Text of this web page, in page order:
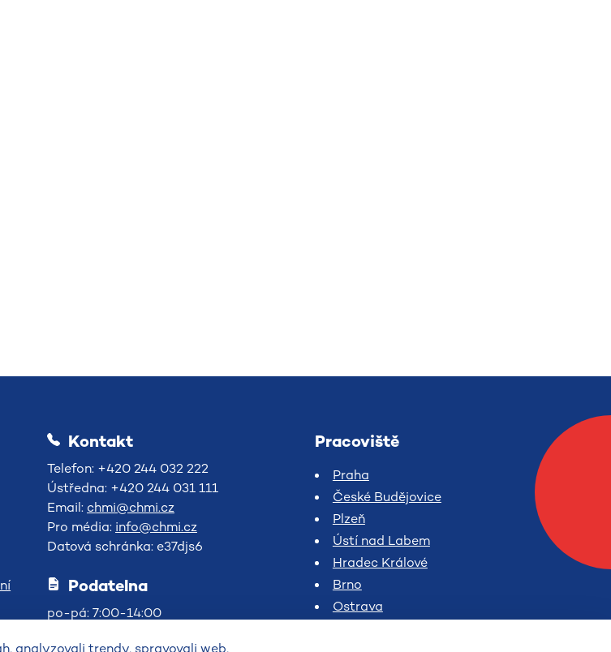
Kontakt
Telefon: +420 244 032 222
Ústředna: +420 244 031 111
Email: chmi@chmi.cz
Pro média: info@chmi.cz
Datová schránka: e37djs6
Podatelna
po-pá: 7:00-14:00
Pracoviště
Praha
České Budějovice
Plzeň
Ústí nad Labem
Hradec Králové
Brno
Ostrava
analyzovali trendy, spravovali web,